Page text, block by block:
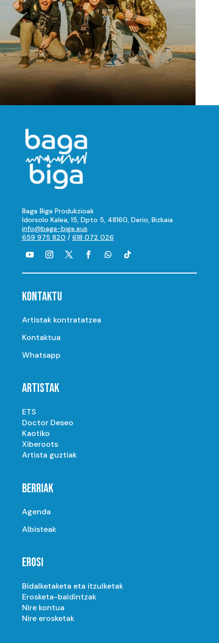
Baga Biga Produkzioak
Idorsolo Kalea, 15, Dpto 5, 48160, Derio, Bizkaia
info@baga-biga.eus
659 975 820 / 618 072 026
KONTAKTU
Artistak kontratatzea
Kontaktua
Whatsapp
ARTISTAK
ETS
Doctor Deseo
Kaotiko
Xiberoots
Artista guztiak
BERRIAK
Agenda
Albisteak
EROSI
Bidalketaketa eta itzulketak
Erosketa-baldintzak
Nire kontua
Nire erosketak